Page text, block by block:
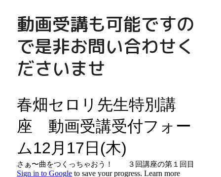
動画受講も可能ですの
で是非お問い合わせく
ださいませ